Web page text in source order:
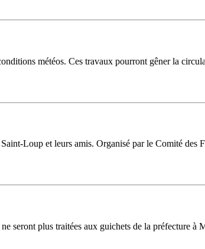
météos. Ces travaux pourront gêner la
Loup et leurs amis. Organisé par le Comité des
seront plus traitées aux guichets de la préfecture à